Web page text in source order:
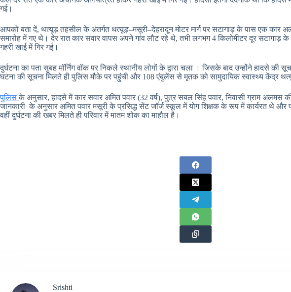
गई।
आपको बता दें, थत्यूड़ तहसील के अंतर्गत थत्यूड़–मसूरी–देहरादून मोटर मार्ग पर सटागाड़ के पास एक कार
समारोह में गए थे। देर रात कार सवार वापस अपने गांव लौट रहे थे, तभी लगभग 4 किलोमीटर दूर सटागाड़
गहरी खाई में गिर गई।
दुर्घटना का पता सुबह मॉर्निंग वॉक पर निकले स्थानीय लोगों के द्वारा चला । जिसके बाद उन्होंने हादसे की
घटना की सूचना मिलते ही पुलिस मौके पर पहुंची और 108 एंबुलेंस से मृतक को सामुदायिक स्वास्थ्य केंद्र
पुलिसके अनुसार, हादसे में कार सवार अमित पवार (32 वर्ष), पुत्र सबल सिंह पवार, निवासी ग्राम अलमस
जानकारी के अनुसार अमित पवार मसूरी के प्रसिद्ध सेंट जॉर्ज स्कूल में योग शिक्षक के रूप में कार्यरत थे
वहीं दुर्घटना की खबर मिलते ही परिवार में मातम शोक का माहौल है।
Srishti